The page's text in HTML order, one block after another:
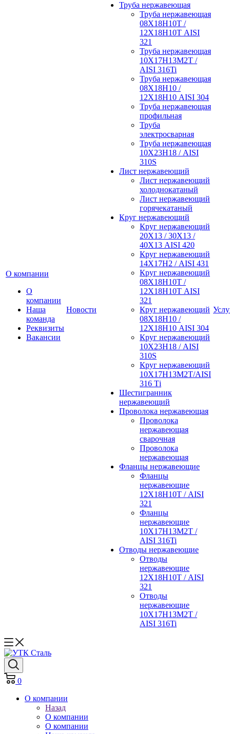
О компании
О
компании
Наша
команда
Реквизиты
Вакансии
Новости
Труба нержавеющая
Труба нержавеющая
08Х18Н10Т /
12Х18Н10Т AISI
321
Труба нержавеющая
10Х17Н13М2Т /
AISI 316Ti
Труба нержавеющая
08Х18Н10 /
12Х18Н10 AISI 304
Труба нержавеющая
профильная
Труба
электросварная
Труба нержавеющая
10Х23Н18 / AISI
310S
Лист нержавеющий
Лист нержавеющий
холоднокатаный
Лист нержавеющий
горячекатаный
Круг нержавеющий
Круг нержавеющий
20Х13 / 30Х13 /
40Х13 AISI 420
Круг нержавеющий
14Х17Н2 / AISI 431
Круг нержавеющий
08Х18Н10Т /
12Х18Н10Т AISI
321
Круг нержавеющий
08Х18Н10 /
12Х18Н10 AISI 304
Круг нержавеющий
10Х23Н18 / AISI
310S
Круг нержавеющий
10Х17Н13М2Т/AISI
316 Тi
Шестигранник
нержавеющий
Проволока нержавеющая
Проволока
нержавеющая
сварочная
Проволока
нержавеющая
Фланцы нержавеющие
Фланцы
нержавеющие
12Х18Н10Т / AISI
321
Фланцы
нержавеющие
10Х17Н13М2Т /
AISI 316Ti
Отводы нержавеющие
Отводы
нержавеющие
12Х18Н10Т / AISI
321
Отводы
нержавеющие
10Х17Н13М2Т /
AISI 316Ti
0
О компании
Назад
О компании
О компании